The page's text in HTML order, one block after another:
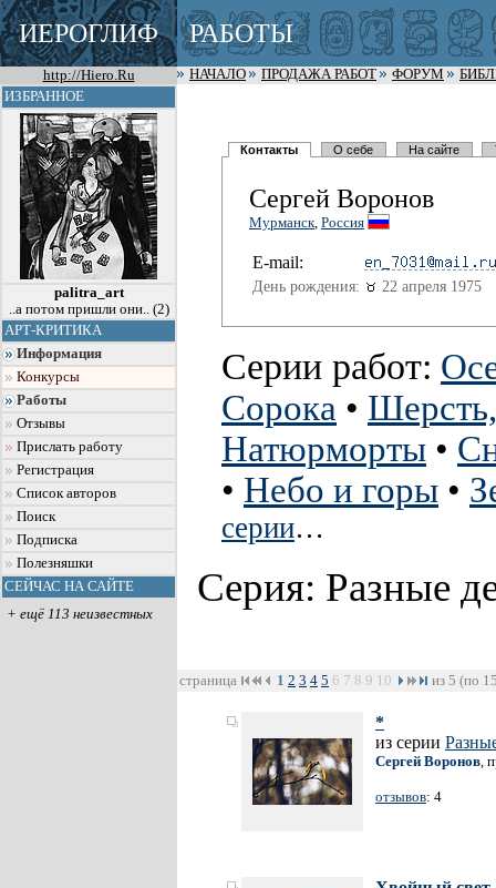
ИЕРОГЛИФ РАБОТЫ
http://Hiero.Ru НАЧАЛО ПРОДАЖА РАБОТ ФОРУМ
ИЗБРАННОЕ
palitra_art
..а потом пришли они.. (2)
АРТ-КРИТИКА
Информация
Конкурсы
Работы
Отзывы
Прислать работу
Регистрация
Список авторов
Поиск
Подписка
Полезняшки
СЕЙЧАС НА САЙТЕ
+ ещё 113 неизвестных
Контакты О себе На сайте
Сергей Воронов
Мурманск, Россия
E-mail:
День рождения: 22 апреля 1975
Серии работ:
Сорока •
Натюрморты •
• Небо и горы •
серии…
Серия: Разные
страница 1 2 3 4 5 6 7 8 9 10 из 5 (по
*
из серии
Сергей Воронов,
отзывов: 4